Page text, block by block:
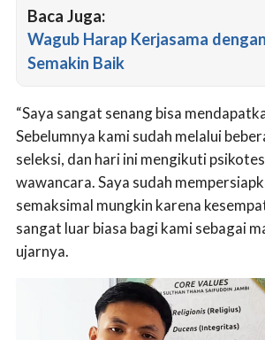
Baca Juga:
Wagub Harap Kerjasama
Semakin Baik
“Saya sangat senang bisa
Sebelumnya kami sudah melalui
seleksi, dan hari ini mengikuti
wawancara. Saya sudah
semaksimal mungkin karena
sangat luar biasa bagi kami sebagai
ujarnya.